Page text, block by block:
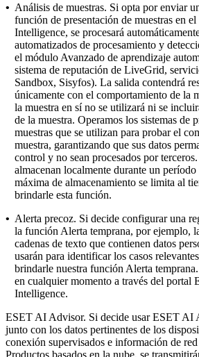
• Análisis de muestras. Si opta por enviar
función de presentación de muestras en
Intelligence, se procesará
automatizados de procesamiento y
el módulo Avanzado de aprendizaje
sistema de reputación de LiveGrid,
Sandbox, Sisyfos). La salida contendrá
únicamente con el comportamiento de la
la muestra en sí no se utilizará ni se
de la muestra. Operamos los sistemas de
muestras que se utilizan para probar el
muestra, garantizando que sus datos
control y no sean procesados por
almacenan localmente durante un
máxima de almacenamiento se limita al
brindarle esta función.
• Alerta precoz. Si decide configurar una
la función Alerta temprana, por ejemplo,
cadenas de texto que contienen datos
usarán para identificar los casos
brindarle nuestra función Alerta
en cualquier momento a través del portal
Intelligence.
ESET AI Advisor. Si decide usar ESET AI
junto con los datos pertinentes de los
conexión supervisados e información de
Productos basados en la nube, se